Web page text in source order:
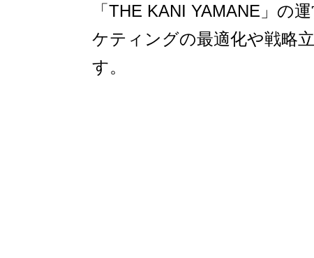
「THE KANI YAMANE」の
ケティングの最適化や戦略
す。